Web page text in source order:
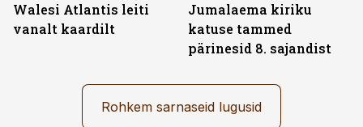
Walesi Atlantis leiti
vanalt kaardilt
Jumalaema kiriku
katuse tammed
pärinesid 8. sajandist
Rohkem sarnaseid lugusid